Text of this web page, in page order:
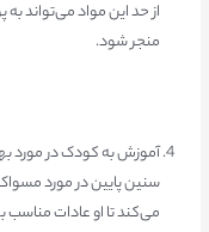
از حد این مواد می‌تواند
منجر شود.
آموزش به کودک در مورد
سنین پایین در مورد
می‌کند تا او عادات مناسب